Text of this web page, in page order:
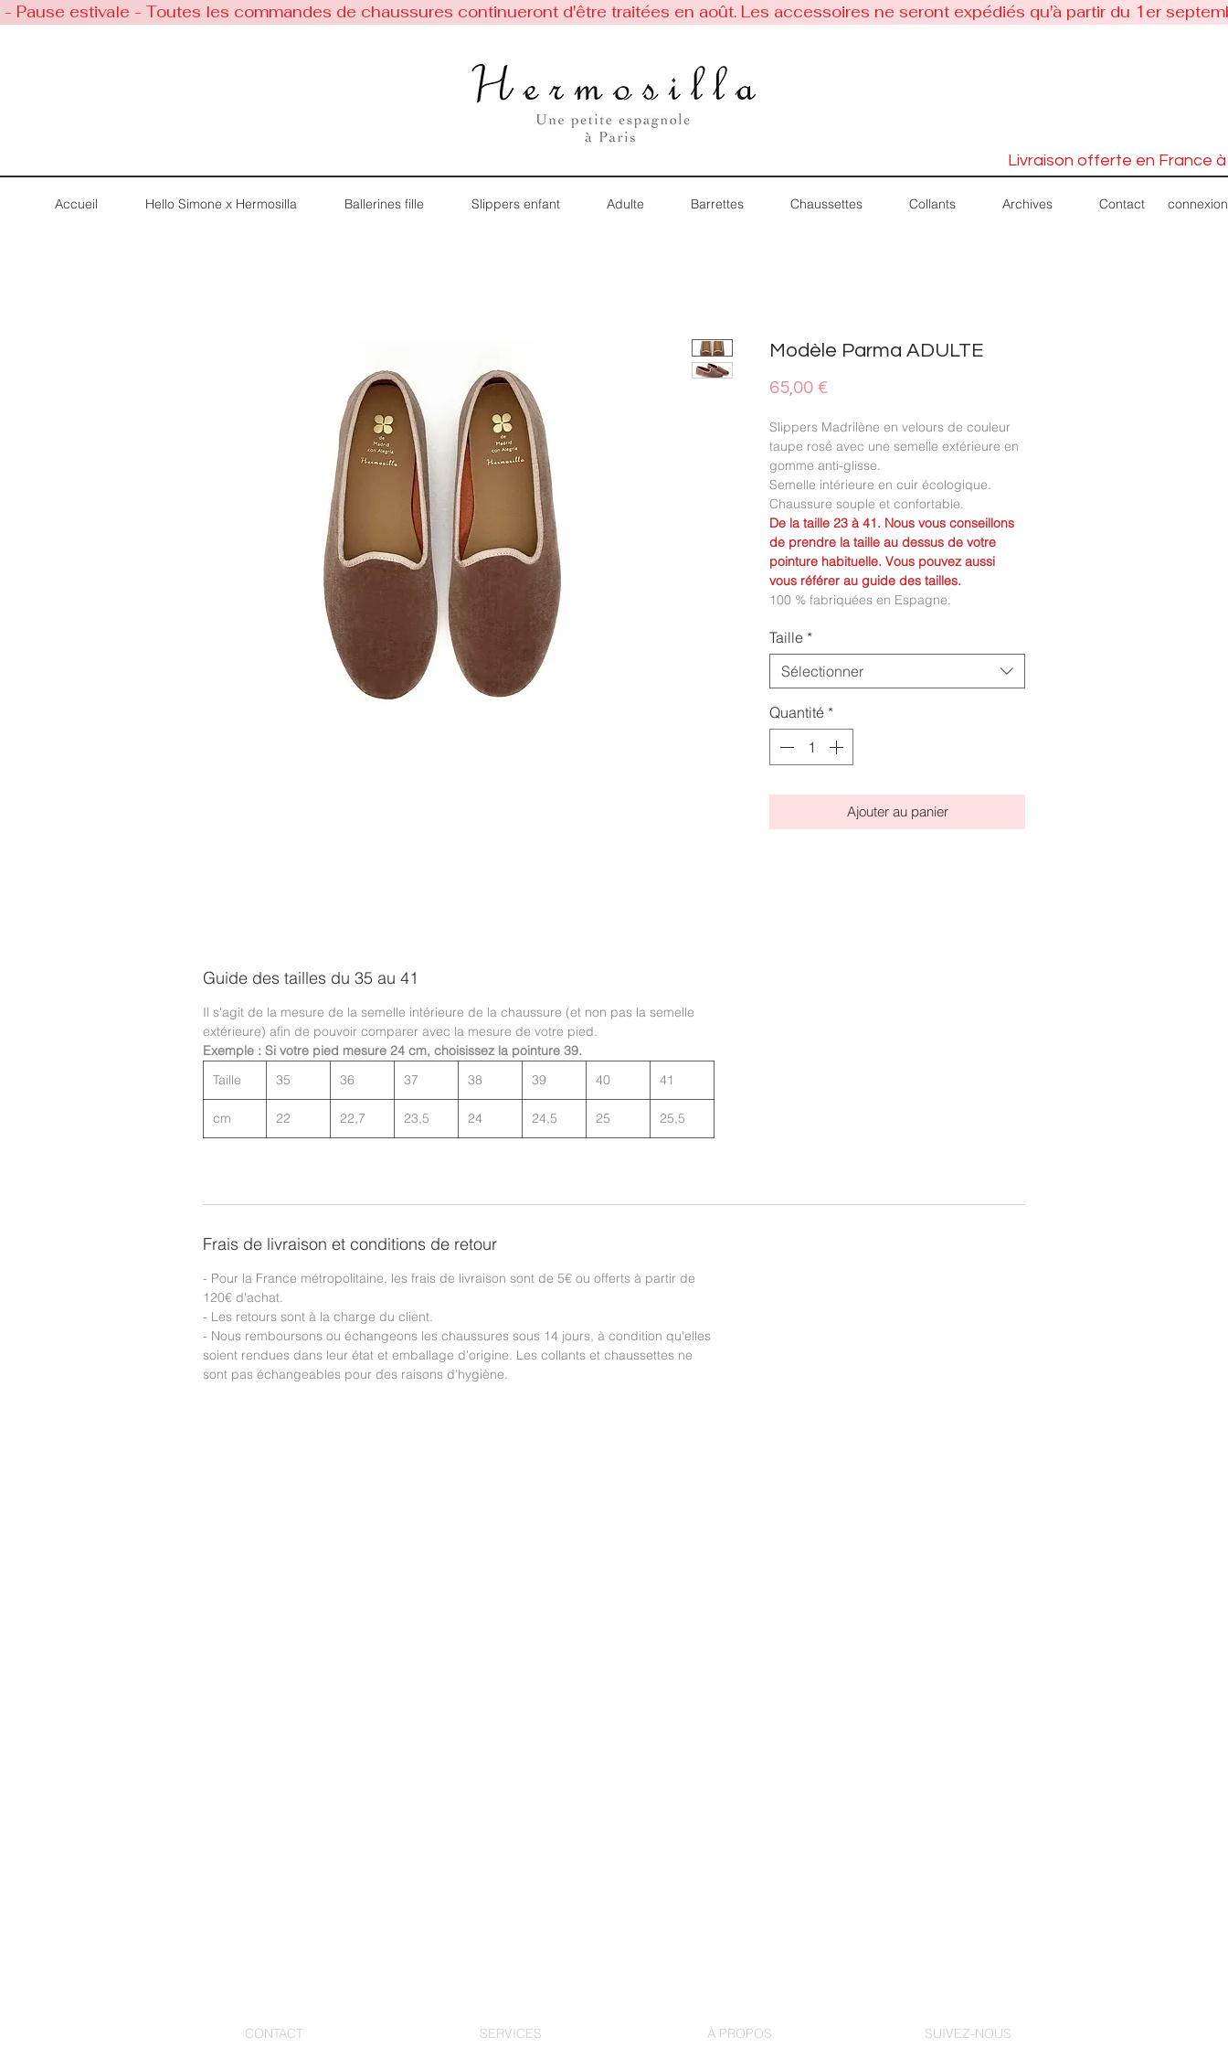
- Pause estivale - Toutes les commandes de chaussures continueront d'être traitées en août. Les accessoires ne seront expédiés qu'à partir du 1er
connexion
Accueil Hello Simone x Hermosilla Ballerines fille Slippers enfant Adulte Barrettes Chaussettes Collants Archives Contact
Livraison offerte en France
Modèle Parma ADULTE
65,00 €Prix
Slippers Madrilène en velours de couleur
taupe rosé avec une semelle extérieure en
gomme anti-glisse.
Semelle intérieure en cuir écologique.
Chaussure souple et confortable.
De la taille 23 à 41. Nous vous conseillons
de prendre la taille au dessus de votre
pointure habituelle. Vous pouvez aussi
vous référer au guide des tailles.
100 % fabriquées en Espagne.
Taille *
Sélectionner
Quantité *
Ajouter au panier
Guide des tailles du 35 au 41
Il s'agit de la mesure de la semelle intérieure de la chaussure (et non pas la semelle
extérieure) afin de pouvoir comparer avec la mesure de votre pied.
Exemple : Si votre pied mesure 24 cm, choisissez la pointure 39.
Taille
35 36 37 38 39 40 41
cm 22 22,7 23,5 24 24,5 25 25,5
Frais de livraison et conditions de retour
- Pour la France métropolitaine, les frais de livraison sont de 5€ ou offerts à partir de
120€ d'achat.
- Les retours sont à la charge du client.
- Nous remboursons ou échangeons les chaussures sous 14 jours, à condition qu'elles
soient rendues dans leur état et emballage d'origine. Les collants et chaussettes ne
sont pas échangeables pour des raisons d'hygiène.
CONTACT SERVICES À PROPOS SUIVEZ-NOUS